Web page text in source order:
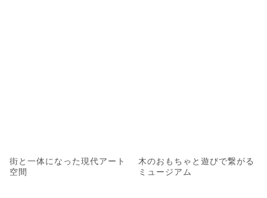
街と一体になった現代アート
空間
木のおもちゃと遊びで繋がる
ミュージアム